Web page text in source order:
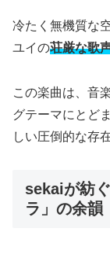
冷たく無機質な
ユイの荘厳な歌
この楽曲は、音
グテーマにとど
しい圧倒的な存
sekaiが紡
ラ」の余韻